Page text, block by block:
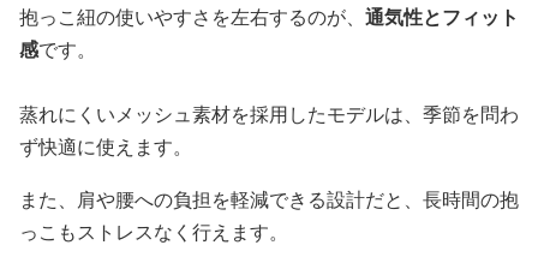
抱っこ紐の使いやすさを左右するのが、 通気性とフィット
感です。
蒸れにくいメッシュ素材を採用したモデルは、季節を問わ
ず快適に使えます。
また、肩や腰への負担を軽減できる設計だと、長時間の抱
っこもストレスなく行えます。